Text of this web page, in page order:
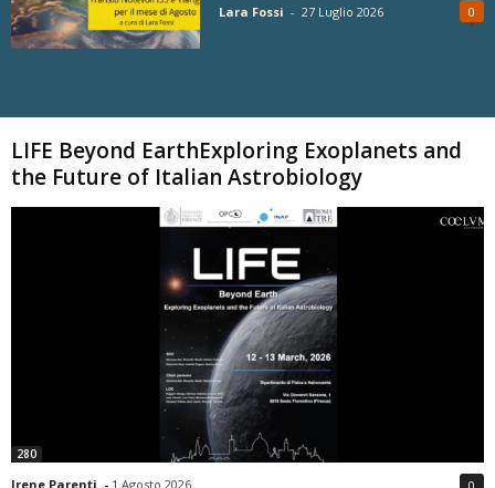
Lara Fossi - 27 Luglio 2026 0
LIFE Beyond EarthExploring Exoplanets and
the Future of Italian Astrobiology
280
Irene Parenti - 1 Agosto 2026